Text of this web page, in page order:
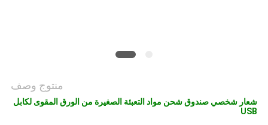
منتوج وصف
شعار شخصي صندوق شحن مواد التعبئة الصغيرة من الورق المقوى لكابل
USB